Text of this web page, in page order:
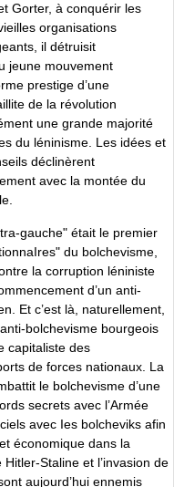
Gorter, à conquérir les
organisations
il détruisit
jeune mouvement
prestige d’une
de la révolution
une grande majorité
du léninisme. Les idées et
déclinèrent
avec la montée du
gauche" était le premier
du bolchevisme,
la corruption léniniste
d’un anti-
Et c’est là, naturellement,
bolchevisme bourgeois
capitaliste des
de forces nationaux. La
le bolchevisme d’une
secrets avec l’Armée
avec Ies bolcheviks afin
économique dans la
Staline et l’invasion de
aujourd’hui ennemis